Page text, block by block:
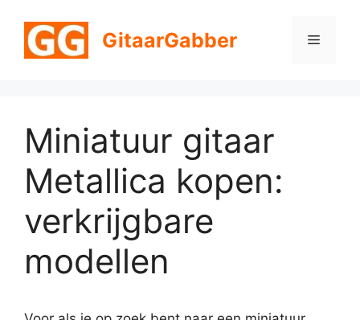
GitaarGabber Menu
Miniatuur gitaar
Metallica kopen:
verkrijgbare
modellen